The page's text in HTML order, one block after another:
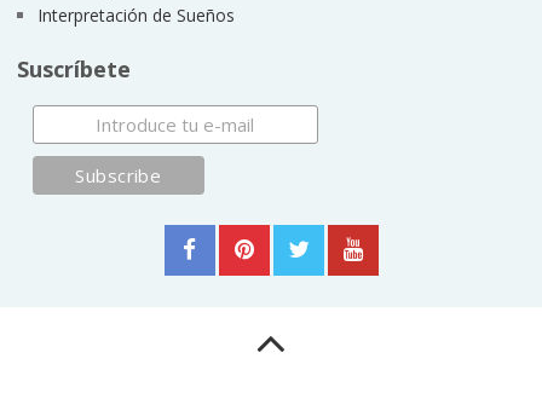
Interpretación de Sueños
Suscríbete